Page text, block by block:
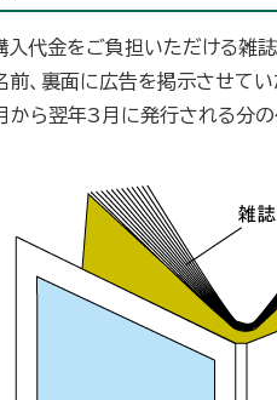
代金をご負担いただける雑
、裏面に広告を掲示させて
から翌年3月に発行される分